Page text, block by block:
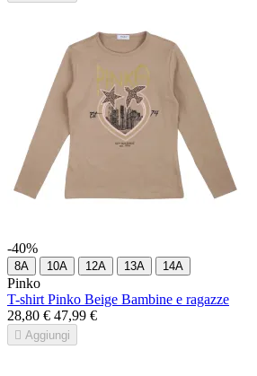
-40%
8A 10A 12A 13A 14A
Pinko
T-shirt Pinko Beige Bambine e ragazze
28,80 € 47,99 €
 Aggiungi